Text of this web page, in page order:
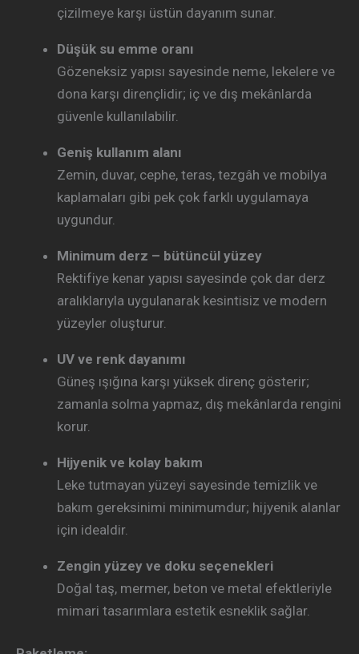
çizilmeye karşı üstün dayanım sunar.
Düşük su emme oranı
Gözeneksiz yapısı sayesinde neme, lekelere ve
dona karşı dirençlidir; iç ve dış mekânlarda
güvenle kullanılabilir.
Geniş kullanım alanı
Zemin, duvar, cephe, teras, tezgâh ve mobilya
kaplamaları gibi pek çok farklı uygulamaya
uygundur.
Minimum derz – bütüncül yüzey
Rektifiye kenar yapısı sayesinde çok dar derz
aralıklarıyla uygulanarak kesintisiz ve modern
yüzeyler oluşturur.
UV ve renk dayanımı
Güneş ışığına karşı yüksek direnç gösterir;
zamanla solma yapmaz, dış mekânlarda rengini
korur.
Hijyenik ve kolay bakım
Leke tutmayan yüzeyi sayesinde temizlik ve
bakım gereksinimi minimumdur; hijyenik alanlar
için idealdir.
Zengin yüzey ve doku seçenekleri
Doğal taş, mermer, beton ve metal efektleriyle
mimari tasarımlara estetik esneklik sağlar.